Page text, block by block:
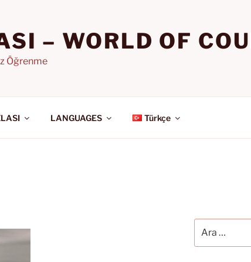
– WORLD OF
Öğrenme
LANGUAGES Türkçe